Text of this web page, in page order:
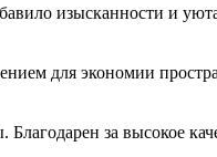
изысканности и
для экономии
за высокое